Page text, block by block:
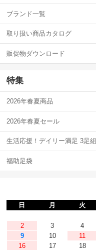
ブランド一覧
取り扱い商品カタログ
販促物ダウンロード
特集
2026年春夏商品
2026年春夏セール
生活応援！デイリー満足 3足組
福助足袋
日
月 火
2
3 4
9
10 11
16
17 18